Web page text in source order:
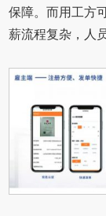
保障。而用工方
薪流程复杂，人